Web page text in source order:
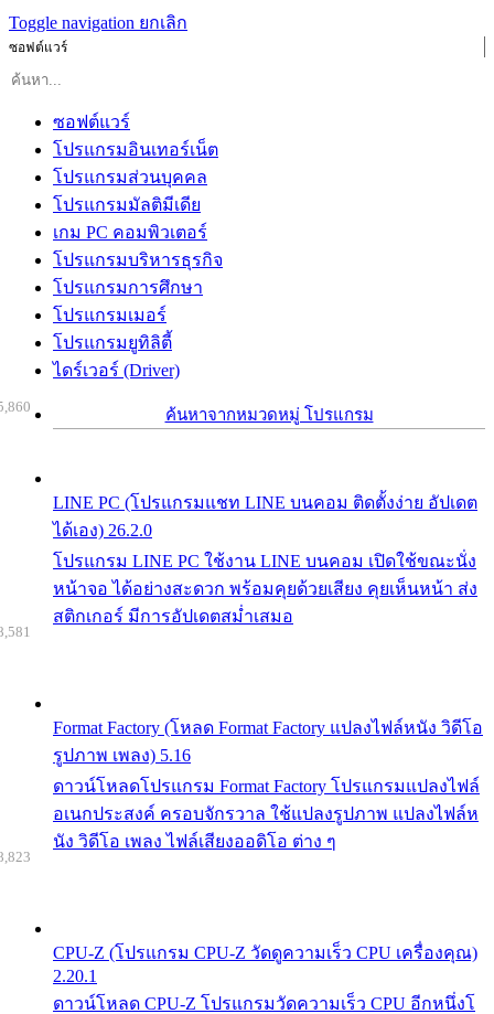
Toggle navigation ยกเลิก
ซอฟต์แวร์
ซอฟต์แวร์
โปรแกรมอินเทอร์เน็ต
โปรแกรมส่วนบุคคล
โปรแกรมมัลติมีเดีย
เกม PC คอมพิวเตอร์
โปรแกรมบริหารธุรกิจ
โปรแกรมการศึกษา
โปรแกรมเมอร์
โปรแกรมยูทิลิตี้
ไดร์เวอร์ (Driver)
ค้นหาจากหมวดหมู่ โปรแกรม
LINE PC (โปรแกรมแชท LINE บนคอม ติดตั้งง่าย อัปเดต
ได้เอง) 26.2.0
โปรแกรม LINE PC ใช้งาน LINE บนคอม เปิดใช้ขณะนั่ง
หน้าจอ ได้อย่างสะดวก พร้อมคุยด้วยเสียง คุยเห็นหน้า ส่ง
สติกเกอร์ มีการอัปเดตสม่ำเสมอ
Format Factory (โหลด Format Factory แปลงไฟล์หนัง วิดีโอ
รูปภาพ เพลง) 5.16
ดาวน์โหลดโปรแกรม Format Factory โปรแกรมแปลงไฟล์
อเนกประสงค์ ครอบจักรวาล ใช้แปลงรูปภาพ แปลงไฟล์ห
นัง วิดีโอ เพลง ไฟล์เสียงออดิโอ ต่าง ๆ
CPU-Z (โปรแกรม CPU-Z วัดดูความเร็ว CPU เครื่องคุณ)
2.20.1
ดาวน์โหลด CPU-Z โปรแกรมวัดความเร็ว CPU อีกหนึ่งโ